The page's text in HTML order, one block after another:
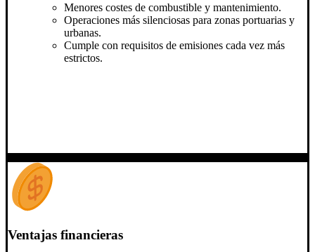
Menores costes de combustible y mantenimiento.
Operaciones más silenciosas para zonas portuarias y
urbanas.
Cumple con requisitos de emisiones cada vez más
estrictos.
Ventajas financieras